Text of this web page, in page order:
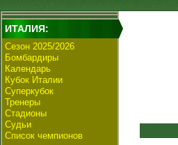
ИТАЛИЯ:
Сезон 2025/2026
Бомбардиры
Календарь
Кубок Италии
Суперкубок
Тренеры
Стадионы
Судьи
Список чемпионов